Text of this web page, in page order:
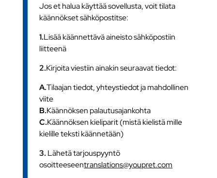
Jos et halua käyttää sovellusta, voit tilata
käännökset sähköpostitse:
1.Lisää käännettävä aineisto sähköpostiin
liitteenä
2.Kirjoita viestiin ainakin seuraavat tiedot:
A.Tilaajan tiedot, yhteystiedot ja mahdollinen
viite
B.Käännöksen palautusajankohta
C.Käännöksen kieliparit (mistä kielistä mille
kielille teksti käännetään)
3. Lähetä tarjouspyyntö
osoitteeseentranslations@youpret.com